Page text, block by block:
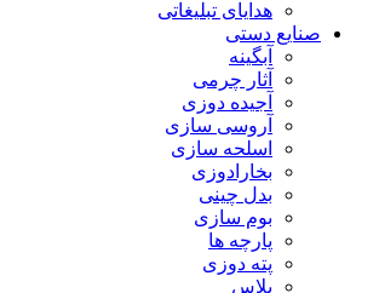
هدایای تبلیغاتی
صنایع دستی
آبگینه
آثار چرمی
آجیده دوزی
آروسی سازی
اسلحه سازی
بخارادوزی
بدل چینی
بوم سازی
پارچه ها
پته دوزی
پلاس